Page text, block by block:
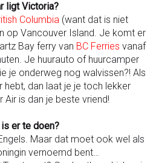
ligt Victoria?
Columbia(want dat is niet
op Vancouver Island. Je komt er
Bay ferry van BC Ferries vanaf
Je huurauto of huurcamper
je onderweg nog walvissen?! Als
hebt, dan laat je je toch lekker
Air is dan je beste vriend!
er te doen?
Maar dat moet ook wel als
vernoemd bent…